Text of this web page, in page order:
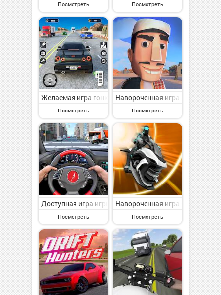
Посмотреть Посмотреть
Желаемая игра гонки на машинах -игра машинки на
Посмотреть
Навороченная игра Погоня на
Посмотреть
Доступная игра игры машины- гонки на машинах на
Посмотреть
Навороченная игра Gravity
Посмотреть